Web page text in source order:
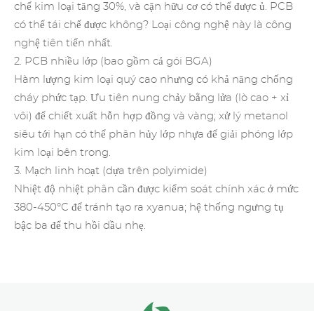
chế kim loại tăng 30%, và cặn hữu cơ có thể được ủ. PCB
có thể tái chế được không? Loại công nghệ này là công
nghệ tiên tiến nhất.
2. PCB nhiều lớp (bao gồm cả gói BGA)
Hàm lượng kim loại quý cao nhưng có khả năng chống
cháy phức tạp. Ưu tiên nung chảy bằng lửa (lò cao + xỉ
vôi) để chiết xuất hỗn hợp đồng và vàng; xử lý metanol
siêu tới hạn có thể phân hủy lớp nhựa để giải phóng lớp
kim loại bên trong.
3. Mạch linh hoạt (dựa trên polyimide)
Nhiệt độ nhiệt phân cần được kiểm soát chính xác ở mức
380-450°C để tránh tạo ra xyanua; hệ thống ngưng tụ
bậc ba để thu hồi dầu nhẹ.